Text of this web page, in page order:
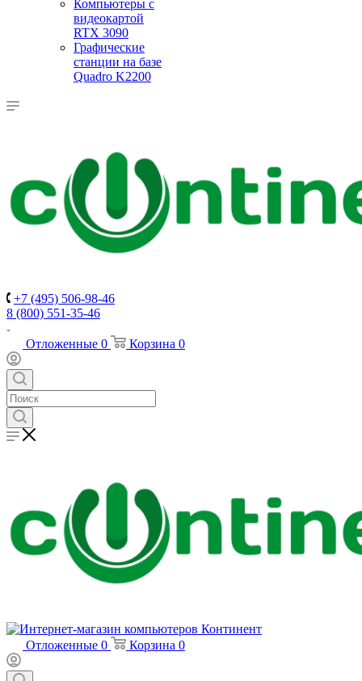
Компьютеры с
видеокартой
RTX 3090
Графические
станции на базе
Quadro K2200
+7 (495) 506-98-46
8 (800) 551-35-46
Отложенные 0 Корзина 0
Отложенные 0 Корзина 0